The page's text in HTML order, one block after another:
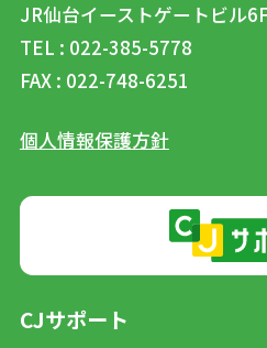
JR仙台イーストゲートビル
TEL : 022-385-5778
FAX : 022-748-6251
個人情報保護方針
CJサポート